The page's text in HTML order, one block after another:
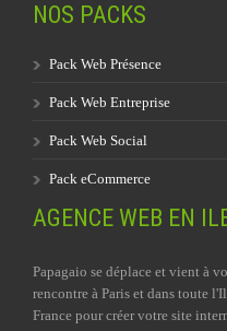
NOS PACKS
Pack Web Présence
Pack Web Entreprise
Pack Web Social
Pack eCommerce
AGENCE WEB EN
Papagaio se déplace et vient à
rencontre à Paris et dans toute
France pour créer votre site